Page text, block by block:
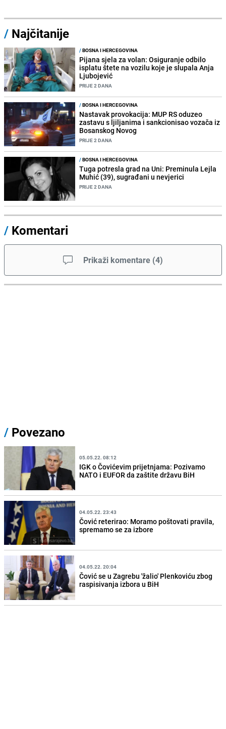
/ Najčitanije
/BOSNA I HERCEGOVINA
Pijana sjela za volan: Osiguranje odbilo
isplatu štete na vozilu koje je slupala Anja
Ljubojević
PRIJE 2 DANA
/BOSNA I HERCEGOVINA
Nastavak provokacija: MUP RS oduzeo
zastavu s ljiljanima i sankcionisao vozača iz
Bosanskog Novog
PRIJE 2 DANA
/BOSNA I HERCEGOVINA
Tuga potresla grad na Uni: Preminula Lejla
Muhić (39), sugrađani u nevjerici
PRIJE 2 DANA
/ Komentari
Prikaži komentare (4)
/ Povezano
05.05.22. 08:12
IGK o Čovićevim prijetnjama: Pozivamo
NATO i EUFOR da zaštite državu BiH
04.05.22. 23:43
Čović reterirao: Moramo poštovati pravila,
spremamo se za izbore
04.05.22. 20:04
Čović se u Zagrebu 'žalio' Plenkoviću zbog
raspisivanja izbora u BiH